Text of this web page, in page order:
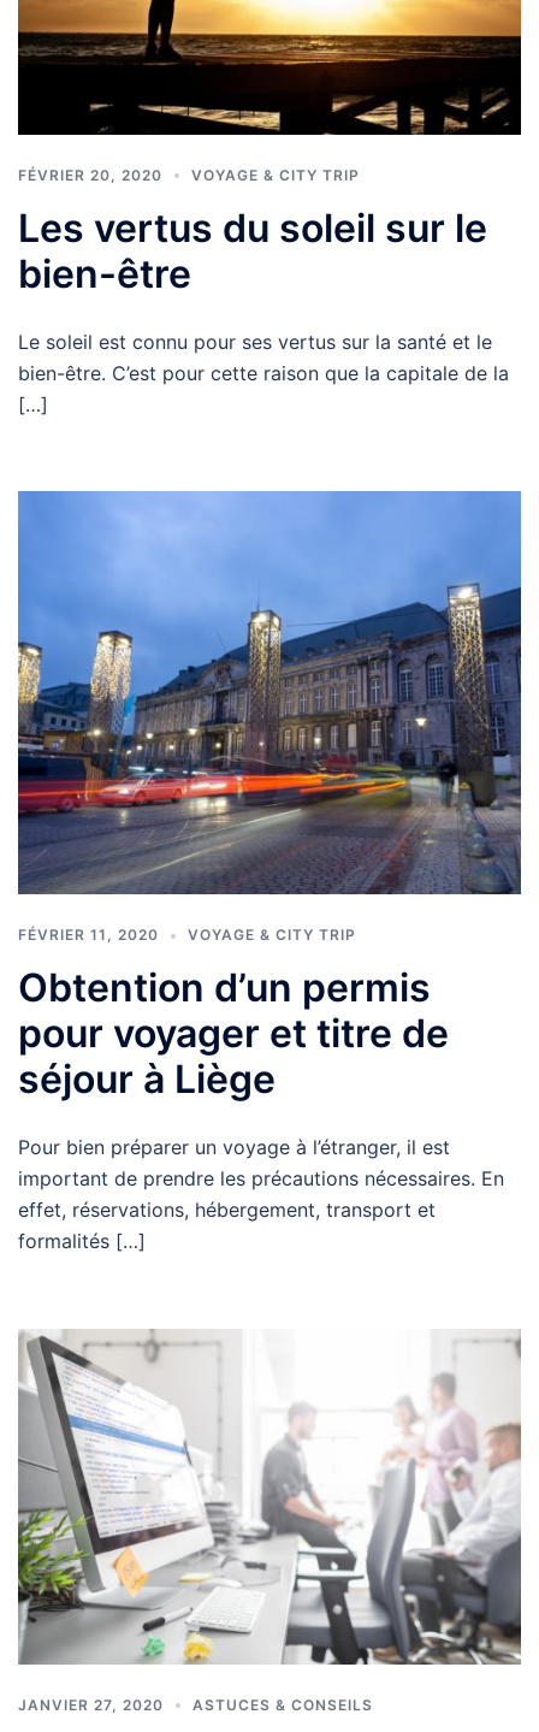
FÉVRIER 20, 2020 VOYAGE & CITY TRIP
Les vertus du soleil sur le
bien-être
Le soleil est connu pour ses vertus sur la santé et le
bien-être. C’est pour cette raison que la capitale de la
[…]
FÉVRIER 11, 2020 VOYAGE & CITY TRIP
Obtention d’un permis
pour voyager et titre de
séjour à Liège
Pour bien préparer un voyage à l’étranger, il est
important de prendre les précautions nécessaires. En
effet, réservations, hébergement, transport et
formalités […]
JANVIER 27, 2020 ASTUCES & CONSEILS